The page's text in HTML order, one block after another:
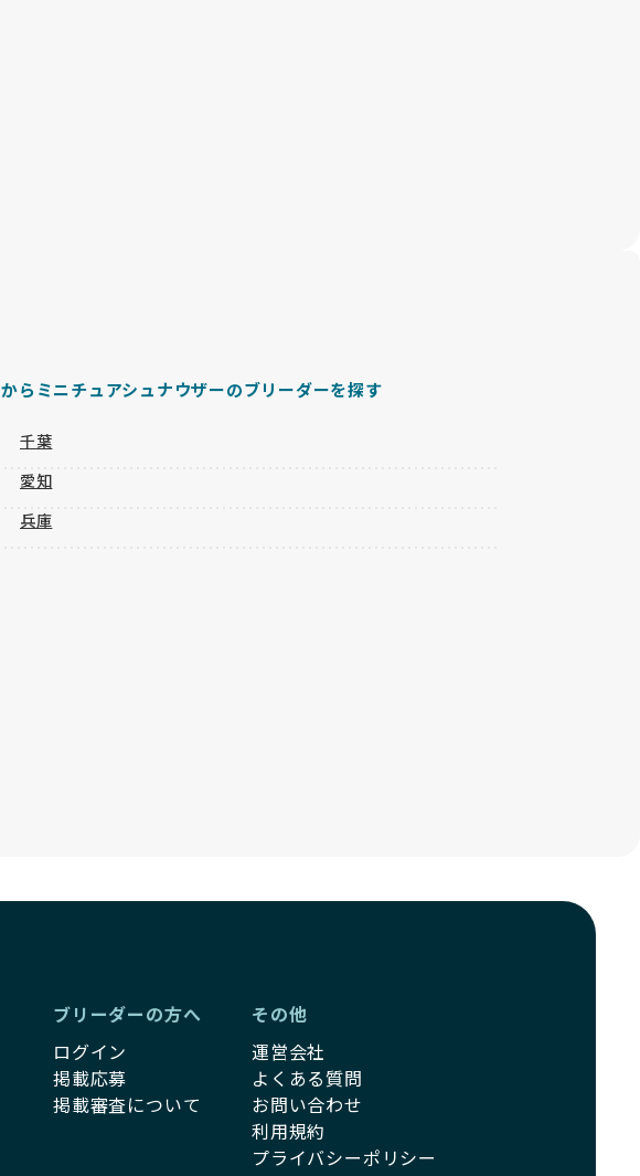
からミニチュアシュナウザーのブリーダーを探す
千葉
愛知
兵庫
ブリーダーの方へ
ログイン
掲載応募
掲載審査について
その他
運営会社
よくある質問
お問い合わせ
利用規約
プライバシーポリシー